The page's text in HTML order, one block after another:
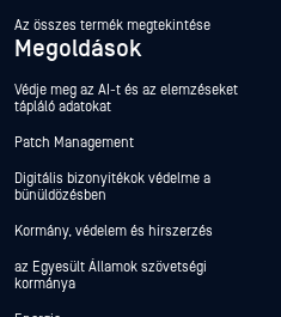
Az összes termék megtekintése
Megoldások
Védje meg az AI-t és az elemzéseket
tápláló adatokat
Patch Management
Digitális bizonyítékok védelme a
bűnüldözésben
Kormány, védelem és hírszerzés
az Egyesült Államok szövetségi
kormánya